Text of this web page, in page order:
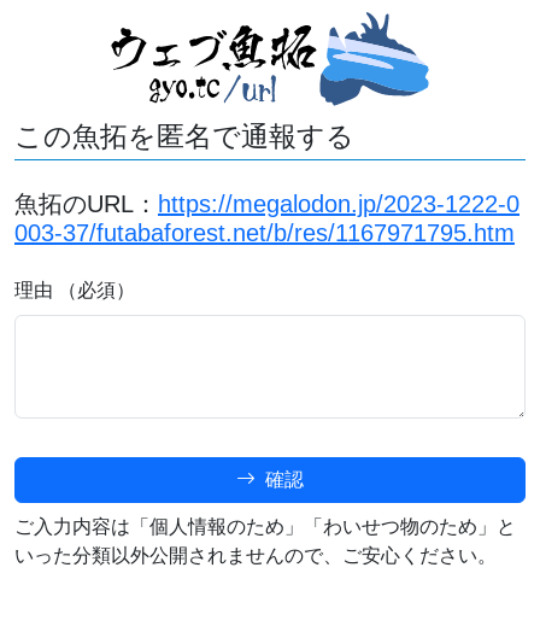
この魚拓を匿名で通報する
魚拓のURL： https://megalodon.jp/2023-1222-0
003-37/futabaforest.net/b/res/1167971795.htm
理由 （必須）
確認
ご入力内容は「個人情報のため」「わいせつ物のため」と
いった分類以外公開されませんので、ご安心ください。